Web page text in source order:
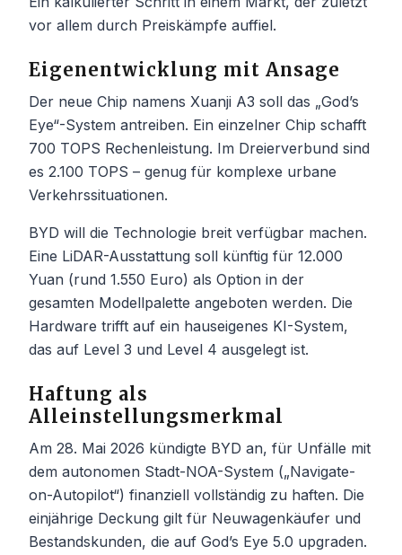
vor allem durch Preiskämpfe auffiel.
Eigenentwicklung mit Ansage
Der neue Chip namens Xuanji A3 soll das „God’s
Eye“-System antreiben. Ein einzelner Chip schafft
700 TOPS Rechenleistung. Im Dreierverbund sind
es 2.100 TOPS – genug für komplexe urbane
Verkehrssituationen.
BYD will die Technologie breit verfügbar machen.
Eine LiDAR-Ausstattung soll künftig für 12.000
Yuan (rund 1.550 Euro) als Option in der
gesamten Modellpalette angeboten werden. Die
Hardware trifft auf ein hauseigenes KI-System,
das auf Level 3 und Level 4 ausgelegt ist.
Haftung als
Alleinstellungsmerkmal
Am 28. Mai 2026 kündigte BYD an, für Unfälle mit
dem autonomen Stadt-NOA-System („Navigate-
on-Autopilot“) finanziell vollständig zu haften. Die
einjährige Deckung gilt für Neuwagenkäufer und
Bestandskunden, die auf God’s Eye 5.0 upgraden.